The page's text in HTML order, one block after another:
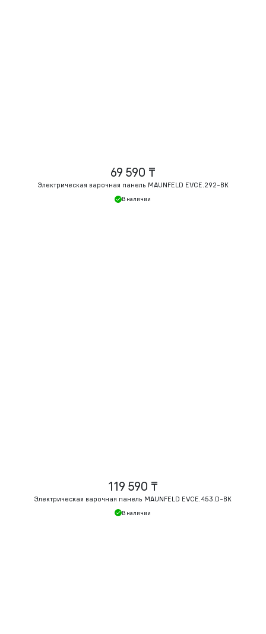
69 590 ₸
Электрическая варочная панель MAUNFELD EVCE.292-BK
В наличии
119 590 ₸
Электрическая варочная панель MAUNFELD EVCE.453.D-BK
В наличии